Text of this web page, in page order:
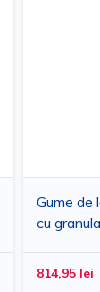
Gume de
cu
814,95 lei